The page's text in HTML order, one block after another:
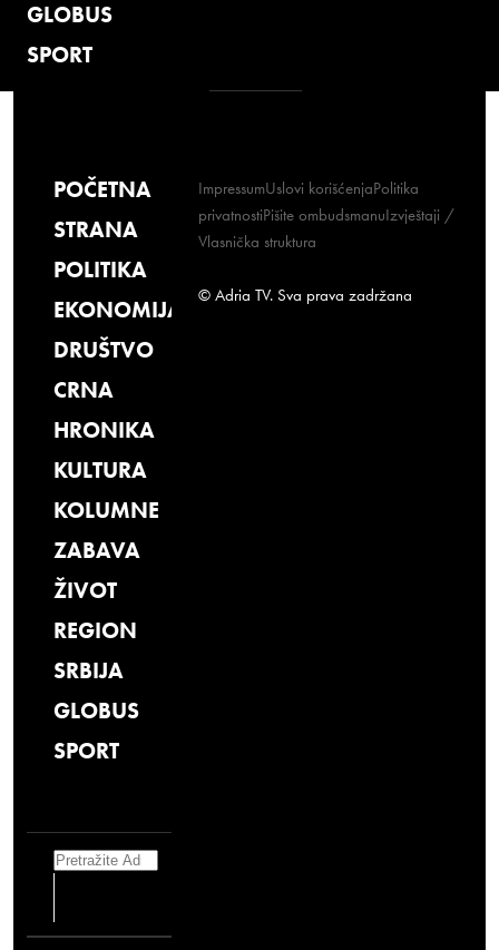
GLOBUS
SPORT
POČETNA
STRANA
POLITIKA
EKONOMIJA
DRUŠTVO
CRNA
HRONIKA
KULTURA
KOLUMNE
ZABAVA
ŽIVOT
REGION
SRBIJA
GLOBUS
SPORT
Search
ImpressumUslovi korišćenjaPolitika
privatnostiPišite ombudsmanuIzvještaji /
Vlasnička struktura
© Adria TV. Sva prava zadržana